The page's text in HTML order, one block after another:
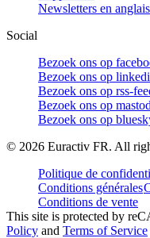
Newsletters en anglais
Social
Bezoek ons op
Bezoek ons op
Bezoek ons op rss-
Bezoek ons op
Bezoek ons op
© 2026 Euractiv FR. All
Politique de
Conditions générales
Conditions de vente
This site is protected by
Policy and Terms of Service